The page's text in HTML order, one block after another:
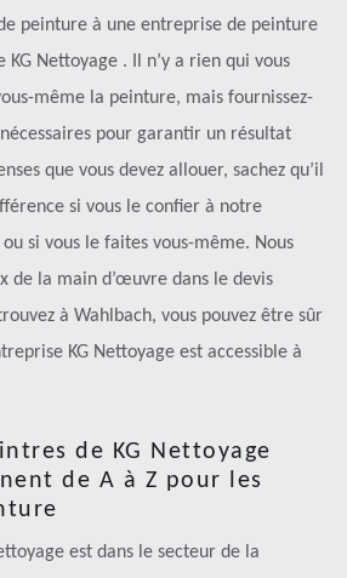
peinture à une entreprise de peinture
Nettoyage . Il n’y a rien qui vous
même la peinture, mais fournissez-
pour garantir un résultat
que vous devez allouer, sachez qu’il
si vous le confier à notre
si vous le faites vous-même. Nous
de la main d’œuvre dans le devis
à Wahlbach, vous pouvez être sûr
KG Nettoyage est accessible à
de KG Nettoyage
de A à Z pour les
est dans le secteur de la